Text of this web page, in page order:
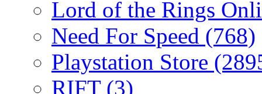
Lord of the Rings
Need For Speed (768)
Playstation Store
RIFT (3)